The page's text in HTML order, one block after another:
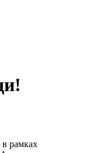
рамках